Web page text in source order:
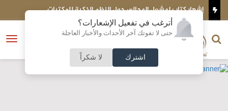
أترغب في تفعيل الإشعارات؟
حتى لا تفوتك آخر الأحداث والأخبار العاجلة
اشترك لا شكراً
لمشعل المجالي حول النظم الذكية للمكتبات تصادم مركبتي
فتح
الناشر و رئيس التحرير
النسخة الكاملة